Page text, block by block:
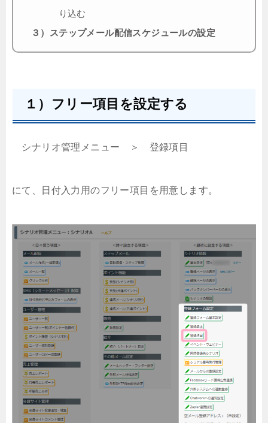
り込む
３）ステップメール配信スケジュールの設定
１）フリー項目を設定する
シナリオ管理メニュー ＞ 登録項目
にて、日付入力用のフリー項目を用意します。